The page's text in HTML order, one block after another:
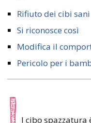
Rifiuto dei cibi sani
Si riconosce così
Modifica il
Pericolo per i
I l cibo